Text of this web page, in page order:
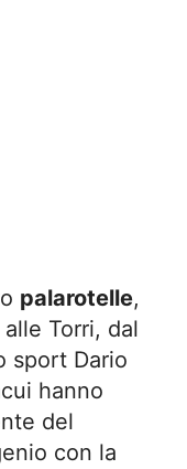
palarotelle,
Torri, dal
sport Dario
hanno
del
con la